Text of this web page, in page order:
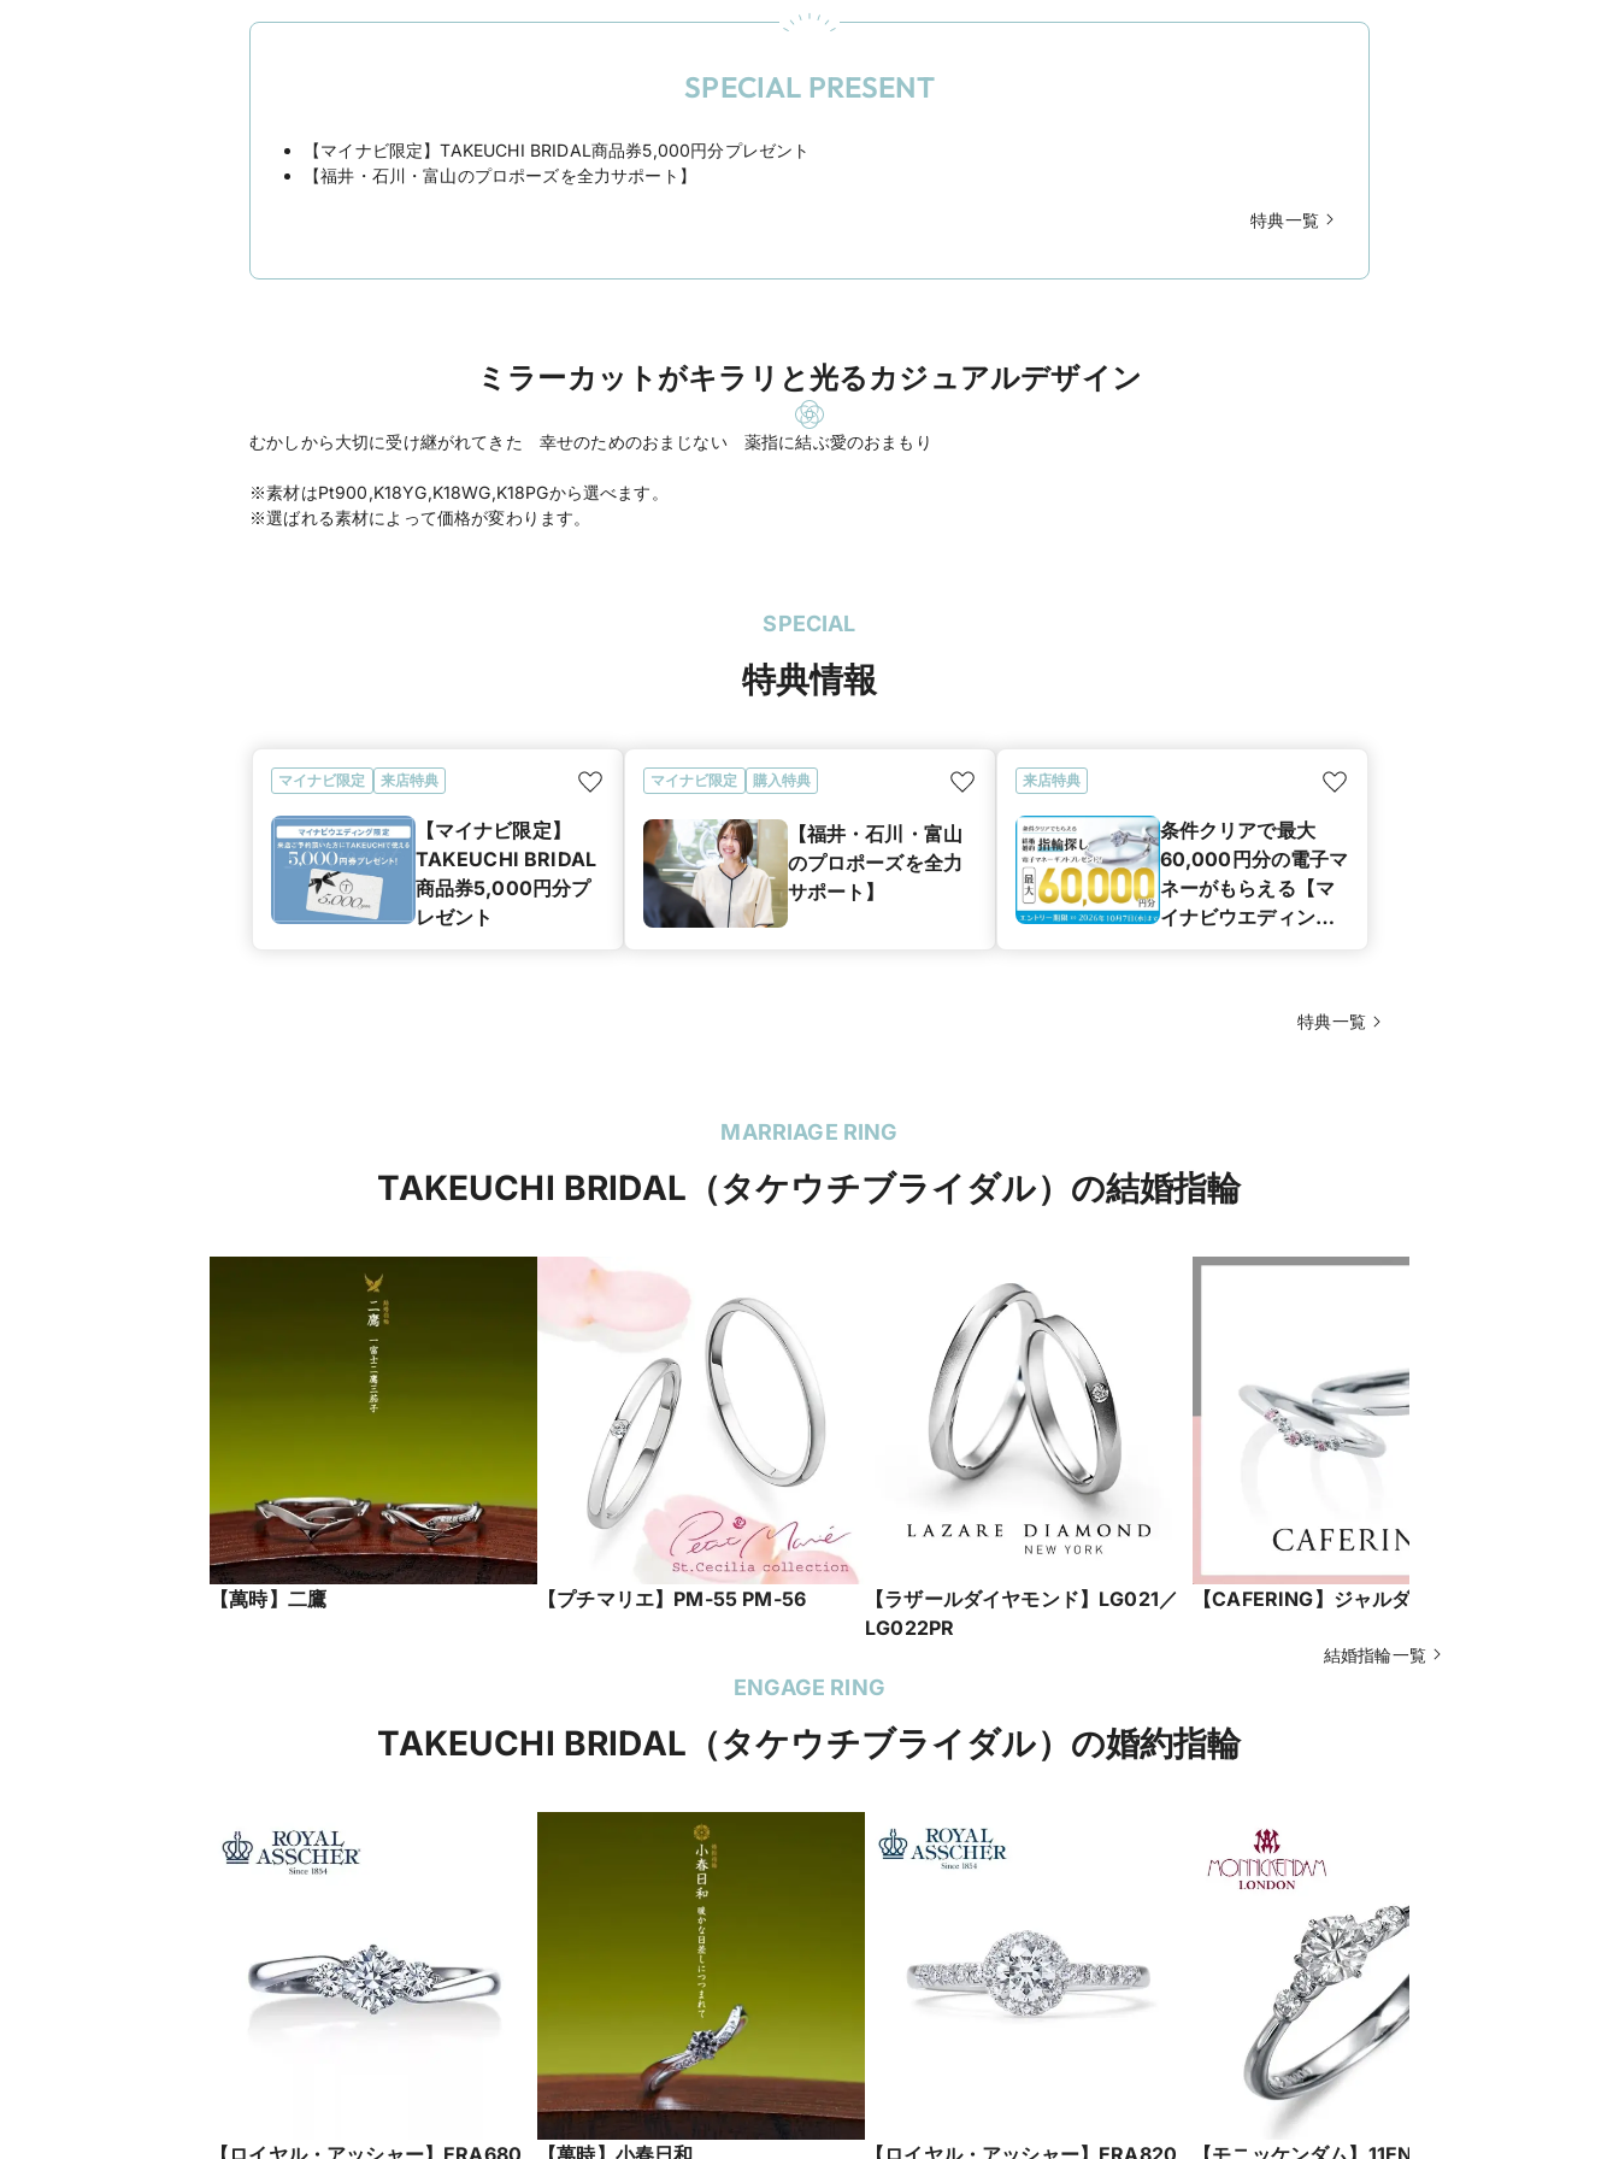
SPECIAL PRESENT
【マイナビ限定】TAKEUCHI BRIDAL商品券5,000円分プレゼント
【福井・石川・富山のプロポーズを全力サポート】
特典一覧
ミラーカットがキラリと光るカジュアルデザイン
むかしから大切に受け継がれてきた 幸せのためのおまじない 薬指に結ぶ愛のおまもり
※素材はPt900,K18YG,K18WG,K18PGから選べます。
※選ばれる素材によって価格が変わります。
SPECIAL
特典情報
マイナビ限定 来店特典
【マイナビ限定】
TAKEUCHI BRIDAL
商品券5,000円分プ
レゼント
マイナビ限定 購入特典
【福井・石川・富山
のプロポーズを全力
サポート】
来店特典
条件クリアで最大
60,000円分の電子マ
ネーがもらえる【マ
イナビウエディング
特典一覧
MARRIAGE RING
TAKEUCHI BRIDAL（タケウチブライダル）の結婚指輪
【萬時】二鷹 【プチマリエ】PM-55 PM-56
【ラザールダイヤモンド】LG021／
LG022PR
【CAFERING】ジャルダンドゥロゼ
結婚指輪一覧
ENGAGE RING
TAKEUCHI BRIDAL（タケウチブライダル）の婚約指輪
【ロイヤル・アッシャー】ERA680 【萬時】小春日和 【ロイヤル・アッシャー】ERA820 【モニッケンダム】11EN18